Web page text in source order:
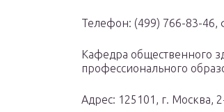
Телефон: (499) 766-83-46,
Кафедра общественного
профессионального
Адрес: 125101, г. Москва,